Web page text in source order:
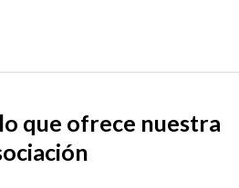
que ofrece nuestra